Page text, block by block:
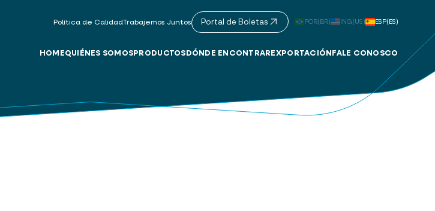
Política de CalidadTrabajemos Juntos Portal de Boletas POR(BR) ING(US) ESP(ES)
HOMEQUIÉNES SOMOS PRODUCTOS DÓNDE ENCONTRAR EXPORTACIÓN FALE CONOSCO